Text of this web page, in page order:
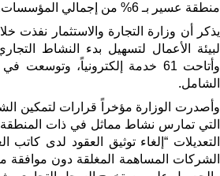
منطقة عسير بـ 6% من إجمالي المؤسسات.
يذكر أن وزارة التجارة والاستثمار نفذت
وأتاحت 61 خدمة إلكترونياً،
الشامل.
وأصدرت الوزارة مؤخراً قرارات لتمكين
التي تمارس نشاط مماثل في ذات
التعديلات “إلغاء توثيق العقود لدى
الشركات المساهمة المغلقة دون موافقة